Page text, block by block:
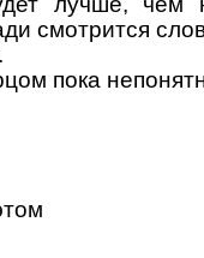
смотрится
пока